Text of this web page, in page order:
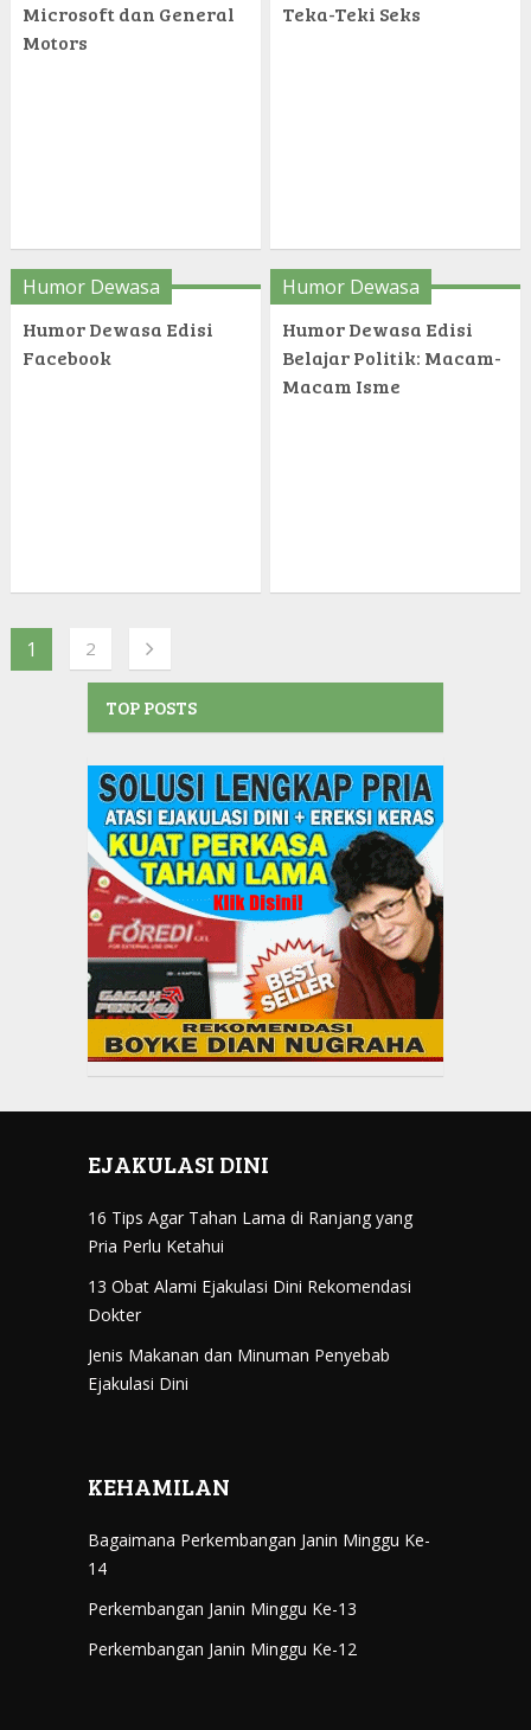
Microsoft dan General
Motors
Teka-Teki Seks
Humor Dewasa
Humor Dewasa Edisi
Facebook
Humor Dewasa
Humor Dewasa Edisi
Belajar Politik: Macam-
Macam Isme
1 2
TOP POSTS
EJAKULASI DINI
16 Tips Agar Tahan Lama di Ranjang yang
Pria Perlu Ketahui
13 Obat Alami Ejakulasi Dini Rekomendasi
Dokter
Jenis Makanan dan Minuman Penyebab
Ejakulasi Dini
KEHAMILAN
Bagaimana Perkembangan Janin Minggu Ke-
14
Perkembangan Janin Minggu Ke-13
Perkembangan Janin Minggu Ke-12